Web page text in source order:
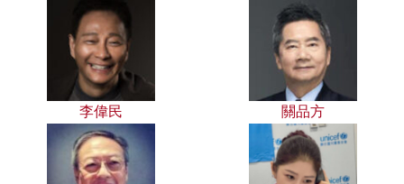
李偉民 關品方